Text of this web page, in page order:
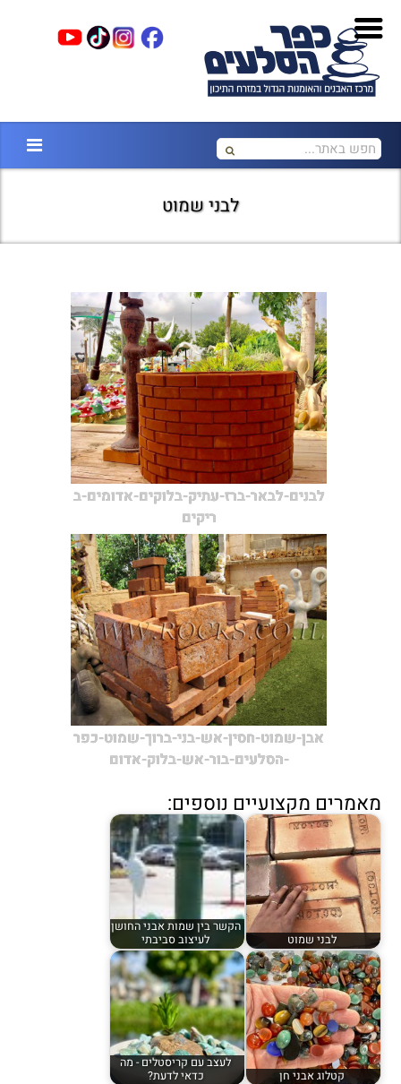
לבני שמוט
לבנים-לבאר-ברז-עתיק-בלוקים-אדומים-ב
ריקים
אבן-שמוט-חסין-אש-בני-ברוך-שמוט-כפר
-הסלעים-בור-אש-בלוק-אדום
מאמרים מקצועיים נוספים:
לבני שמוט
הקשר בין שמות אבני החושן
לעיצוב סביבתי
קטלוג אבני חן
לעצב עם קריסטלים - מה
כדאי לדעת?